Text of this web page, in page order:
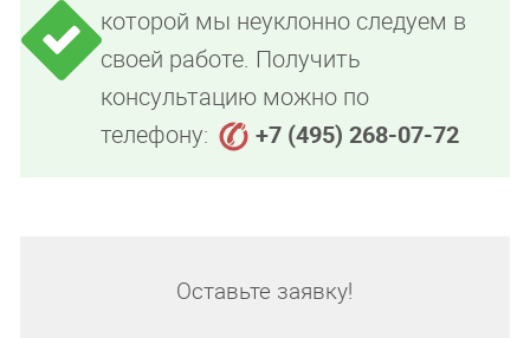
которой мы неуклонно следуем в
своей работе. Получить
консультацию можно по
телефону:
+7 (495) 268-07-72
Оставьте заявку!